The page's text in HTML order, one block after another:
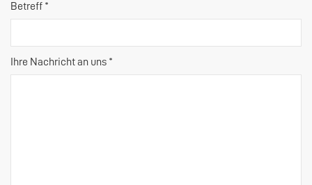
Betreff *
Ihre Nachricht an uns *